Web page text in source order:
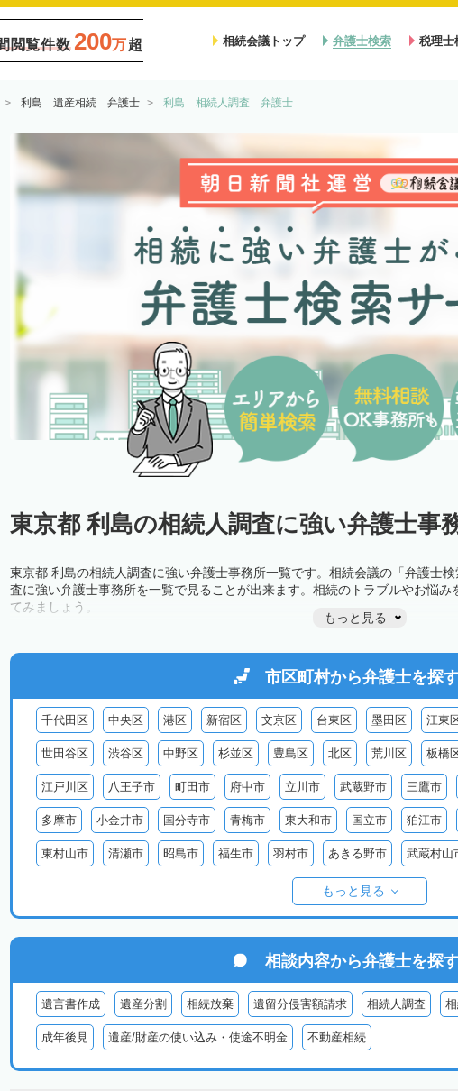
閲覧件数 200万超 相続会議トップ 弁護士検索 税理士
利島 遺産相続 弁護士 利島 相続人調査 弁護士
東京都 利島の相続人調査に強い弁護士事
東京都 利島の相続人調査に強い弁護士事務所一覧です。相続会議の「弁護士
査に強い弁護士事務所を一覧で見ることが出来ます。相続のトラブルやお悩
てみましょう。
もっと見る
市区町村から弁護士を探
千代田区 中央区 港区 新宿区 文京区 台東区 墨田区 江東
世田谷区 渋谷区 中野区 杉並区 豊島区 北区 荒川区 板橋
江戸川区 八王子市 町田市 府中市 立川市 武蔵野市 三鷹市
多摩市 小金井市 国分寺市 青梅市 東大和市 国立市 狛江市
東村山市 清瀬市 昭島市 福生市 羽村市 あきる野市 武蔵村山
西多摩郡檜原村 伊豆大島
御蔵島 八丈島 青ヶ島 小笠原村
もっと見る
相談内容から弁護士を探
遺言書作成 遺産分割 相続放棄 遺留分侵害額請求 相続人調査
成年後見 遺産/財産の使い込み・使途不明金 不動産相続